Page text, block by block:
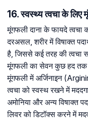
16. स्वस्थ्य त्वचा के
मूंगफली दाना के फायदे त्वचा
दरअसल, शरीर में विषाक्त
है, जिससे कई तरह की त्वचा
मूंगफली का सेवन कुछ हद तक
मूंगफली में अर्जिनाइन
त्वचा को स्वस्थ रखने में
अमोनिया और अन्य विषाक्त
लिवर को डिटॉक्स करने में